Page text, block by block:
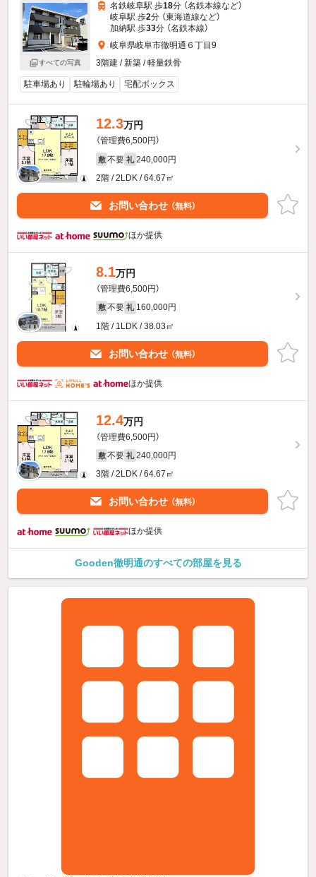
すべての写真
名鉄岐阜駅 歩18分 （名鉄本線など）
岐阜駅 歩2分 （東海道線など）
加納駅 歩33分 （名鉄本線）
岐阜県岐阜市徹明通６丁目9
3階建 / 新築 / 軽量鉄骨
駐車場あり 駐輪場あり 宅配ボックス
12.3万円
（管理費6,500円）
敷 不要 礼 240,000円
2階 / 2LDK / 64.67㎡
お問い合わせ （無料）
ほか提供
8.1万円
（管理費6,500円）
敷 不要 礼 160,000円
1階 / 1LDK / 38.03㎡
お問い合わせ （無料）
ほか提供
12.4万円
（管理費6,500円）
敷 不要 礼 240,000円
3階 / 2LDK / 64.67㎡
お問い合わせ （無料）
ほか提供
Gooden徹明通のすべての部屋を見る